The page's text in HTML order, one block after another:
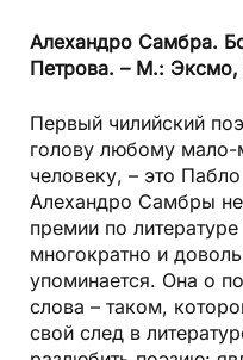
Алехандро Самбра.
Петрова. – М.: Эксмо,
Первый чилийский
голову любому мало-
человеку, – это
Алехандро Самбры
премии по
многократно и
упоминается. Она о
слова – таком,
свой след в